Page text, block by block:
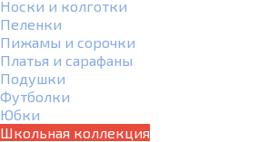
Носки и колготки
Пеленки
Пижамы и сорочки
Платья и сарафаны
Подушки
Футболки
Юбки
Школьная коллекция